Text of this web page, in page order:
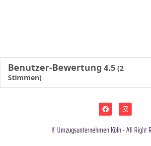
Benutzer-Bewertung 4.5 (2
Stimmen)
©Umzugsunternehmen Köln- All Right